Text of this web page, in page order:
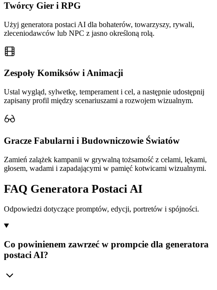
Twórcy Gier i RPG
Użyj generatora postaci AI dla bohaterów, towarzyszy, rywali,
zleceniodawców lub NPC z jasno określoną rolą.
Zespoły Komiksów i Animacji
Ustal wygląd, sylwetkę, temperament i cel, a następnie udostępnij
zapisany profil między scenariuszami a rozwojem wizualnym.
Gracze Fabularni i Budowniczowie Światów
Zamień zalążek kampanii w grywalną tożsamość z celami, lękami,
głosem, wadami i zapadającymi w pamięć kotwicami wizualnymi.
FAQ Generatora Postaci AI
Odpowiedzi dotyczące promptów, edycji, portretów i spójności.
Co powinienem zawrzeć w prompcie dla generatora
postaci AI?